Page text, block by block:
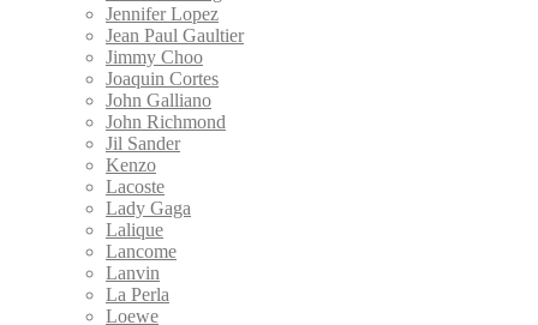
Jennifer Lopez
Jean Paul Gaultier
Jimmy Choo
Joaquin Cortes
John Galliano
John Richmond
Jil Sander
Kenzo
Lacoste
Lady Gaga
Lalique
Lancome
Lanvin
La Perla
Loewe